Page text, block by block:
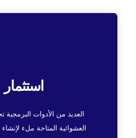
استثمار
العديد من الأدوات
العشوائية المتاحة ملء